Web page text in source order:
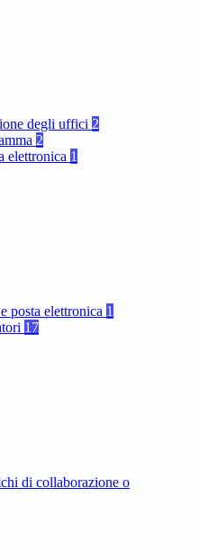
degli uffici 2
2
elettronica 1
posta elettronica 1
17
di collaborazione o